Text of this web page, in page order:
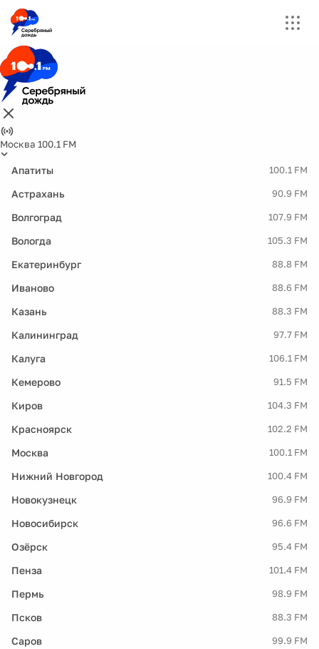
Москва 100.1 FM
Апатиты 100.1 FM
Астрахань 90.9 FM
Волгоград 107.9 FM
Вологда 105.3 FM
Екатеринбург 88.8 FM
Иваново 88.6 FM
Казань 88.3 FM
Калининград 97.7 FM
Калуга 106.1 FM
Кемерово 91.5 FM
Киров 104.3 FM
Красноярск 102.2 FM
Москва 100.1 FM
Нижний Новгород 100.4 FM
Новокузнецк 96.9 FM
Новосибирск 96.6 FM
Озёрск 95.4 FM
Пенза 101.4 FM
Пермь 98.9 FM
Псков 88.3 FM
Саров 99.9 FM